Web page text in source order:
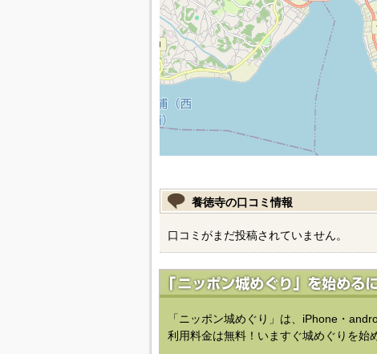
養徳寺の口コミ情報
口コミがまだ投稿されていません。
「ニッポン城めぐり」は、iPhone・
利用料金は無料！いますぐ城めぐりを始